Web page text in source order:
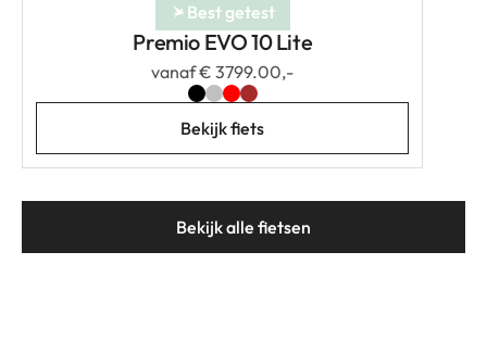
Best getest
Premio EVO 10 Lite
vanaf € 3799.00,-
Bekijk fiets
Bekijk alle fietsen